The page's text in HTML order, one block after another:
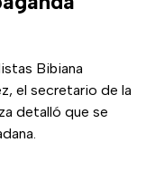
Bibiana
el secretario de la
detalló que se